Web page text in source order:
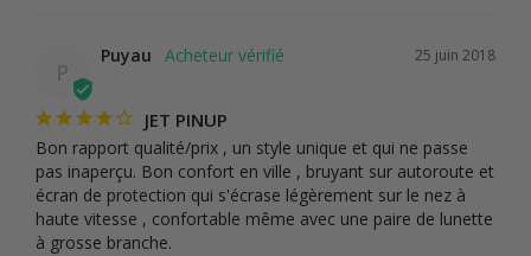
P
25 juin 2018
Puyau
JET PINUP
Bon rapport qualité/prix , un style unique et qui ne passe
pas inaperçu. Bon confort en ville , bruyant sur autoroute et
écran de protection qui s'écrase légèrement sur le nez à
haute vitesse , confortable même avec une paire de lunette
à grosse branche.